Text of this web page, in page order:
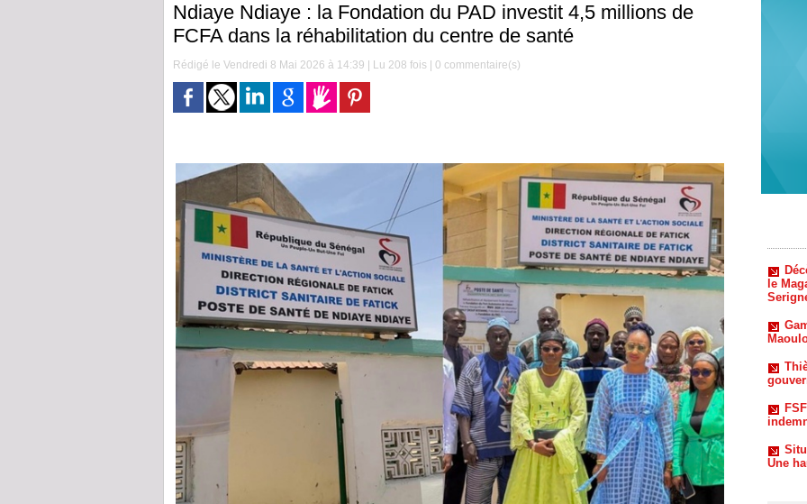
Ndiaye Ndiaye : la Fondation du PAD investit 4,5 millions de
FCFA dans la réhabilitation du centre de santé
Rédigé le Vendredi 8 Mai 2026 à 14:39 | Lu 208 fois | 0 commentaire(s)
Une